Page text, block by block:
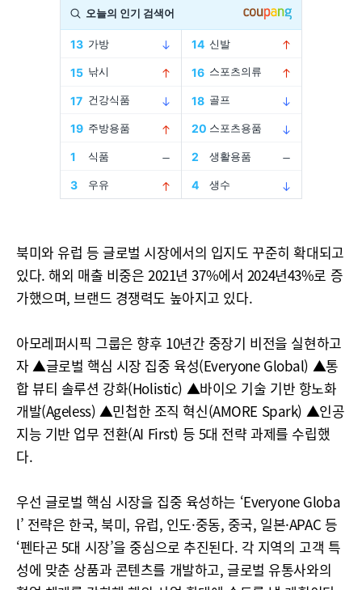
북미와 유럽 등 글로벌 시장에서의 입지도 꾸준히 확대되고
있다. 해외 매출 비중은 2021년 37%에서 2024년43%로 증
가했으며, 브랜드 경쟁력도 높아지고 있다.
아모레퍼시픽 그룹은 향후 10년간 중장기 비전을 실현하고
자 ▲글로벌 핵심 시장 집중 육성(Everyone Global) ▲통
합 뷰티 솔루션 강화(Holistic) ▲바이오 기술 기반 항노화
개발(Ageless) ▲민첩한 조직 혁신(AMORE Spark) ▲인공
지능 기반 업무 전환(AI First) 등 5대 전략 과제를 수립했
다.
우선 글로벌 핵심 시장을 집중 육성하는 ‘Everyone Globa
l’ 전략은 한국, 북미, 유럽, 인도·중동, 중국, 일본·APAC 등
‘펜타곤 5대 시장’을 중심으로 추진된다. 각 지역의 고객 특
성에 맞춘 상품과 콘텐츠를 개발하고, 글로벌 유통사와의